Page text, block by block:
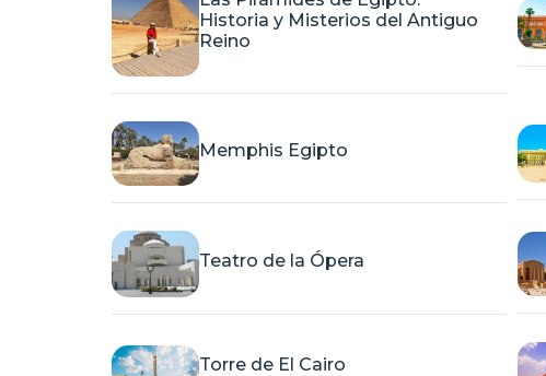
Historia y Misterios del Antiguo
Reino
Memphis Egipto
Teatro de la Ópera
Torre de El Cairo